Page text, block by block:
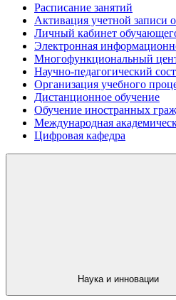
Расписание занятий
Активация учетной записи
Личный кабинет
Электронная
Многофункциональный
Научно-педагогический
Организация учебного
Дистанционное обучение
Обучение иностранных
Международная
Цифровая кафедра
Наука и инновации